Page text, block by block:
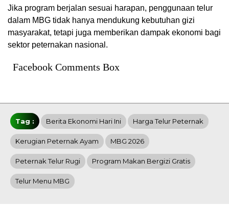
Jika program berjalan sesuai harapan, penggunaan telur
dalam MBG tidak hanya mendukung kebutuhan gizi
masyarakat, tetapi juga memberikan dampak ekonomi bagi
sektor peternakan nasional.
Facebook Comments Box
Tag : Berita Ekonomi Hari Ini Harga Telur Peternak
Kerugian Peternak Ayam MBG 2026
Peternak Telur Rugi Program Makan Bergizi Gratis
Telur Menu MBG